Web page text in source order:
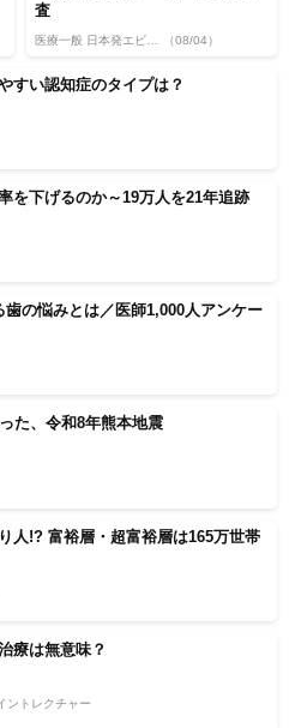
査
（08/04）
すい認知症のタイプは？
を下げるのか～19万人を21年追跡
歯の悩みとは／医師1,000人アンケー
た、令和8年熊本地震
人!? 富裕層・超富裕層は165万世帯
療は無意味？
ントレクチャー